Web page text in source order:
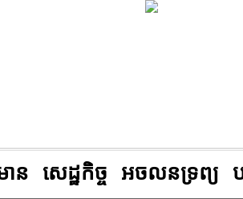
ាន សេដ្ឋកិច្ច អចលនទ្រព្យ